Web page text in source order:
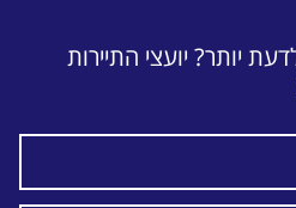
יותר? יועצי התיירות